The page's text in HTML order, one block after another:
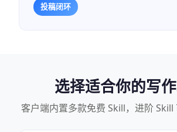
投稿闭环
选择适合你的写
客户端内置多款免费 Skill，进阶 Skill